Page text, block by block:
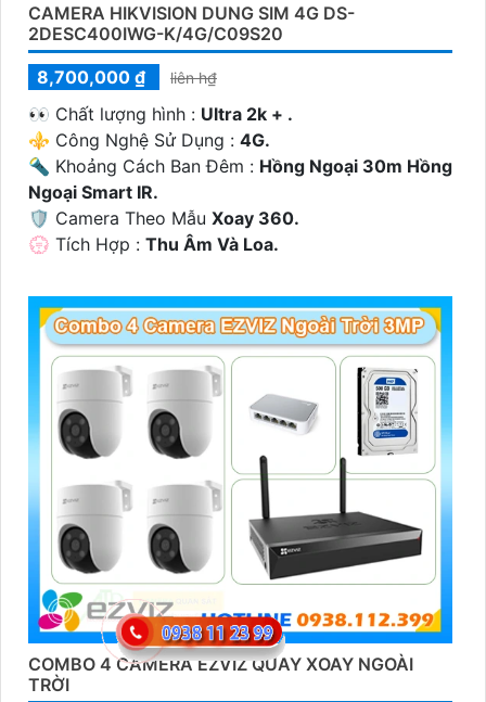
CAMERA HIKVISION DUNG SIM 4G DS-
2DESC400IWG-K/4G/C09S20
8,700,000 ₫
liên h₫
️👀 Chất lượng hình : Ultra 2k + .
⚜️ Công Nghệ Sử Dụng : 4G.
🔦 Khoảng Cách Ban Đêm : Hồng Ngoại 30m Hồng
Ngoại Smart IR.
🛡 Camera Theo Mẫu Xoay 360.
️💮 Tích Hợp : Thu Âm Và Loa.
COMBO 4 CAMERA EZVIZ QUAY XOAY NGOÀI
TRỜI